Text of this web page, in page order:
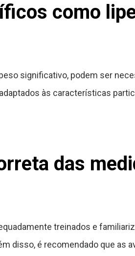
como
significativo, podem ser
às características
das
treinados e
disso, é recomendado que as